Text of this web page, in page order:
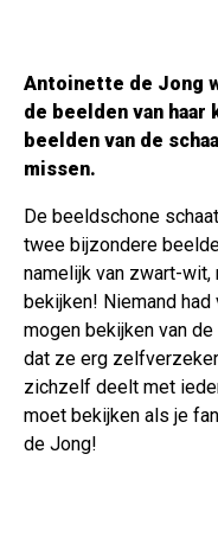
Antoinette de Jong
de beelden van
beelden van de
missen.
De beeldschone
twee bijzondere
namelijk van zwart-wit,
bekijken! Niemand
mogen bekijken van
dat ze erg
zichzelf deelt met
moet bekijken als je
de Jong!